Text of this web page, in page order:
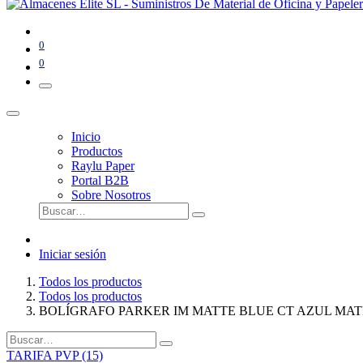
0
0
Inicio
Productos
Raylu Paper
Portal B2B
Sobre Nosotros
Iniciar sesión
Todos los productos
Todos los productos
BOLÍGRAFO PARKER IM MATTE BLUE CT AZUL
TARIFA PVP (15)